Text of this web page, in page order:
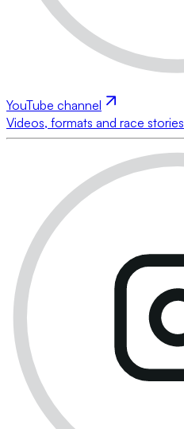
YouTube channel
Videos, formats and race stories